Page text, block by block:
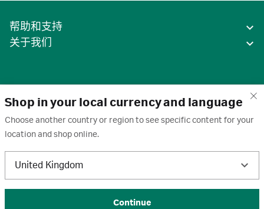
Shop in your local currency and language
Choose another country or region to see specific content for your
location and shop online.
United Kingdom
Continue
帮助和支持
关于我们
中国
条款 · 隐私政策